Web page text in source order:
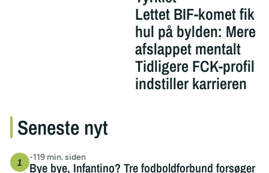
Lettet BIF-komet fik
hul på bylden: Mere
afslappet mentalt
Tidligere FCK-profil
indstiller karrieren
Seneste nyt
-119 min. siden
Bye bye, Infantino? Tre fodboldforbund forsøger